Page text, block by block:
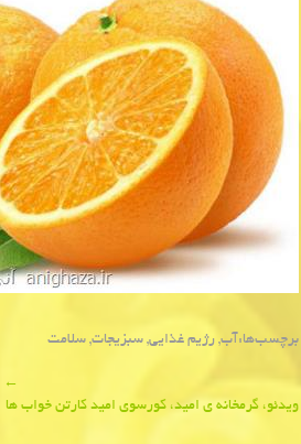
برچسب‌ها: آب, رژیم غذایی, سبزیجات, سلامت
Post
navigation
←
ویدئو، گرمخانه ی امید، كورسوی امید كارتن خواب ها